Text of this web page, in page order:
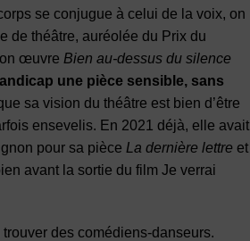
se conjugue à celui de la voix, on
de théâtre, auréolée du Prix du
œuvre Bien au-dessus du silence
une pièce sensible, sans
sa vision du théâtre est bien d’être
ensevelis. En 2021 déjà, elle avait
pour sa pièce La dernière lettre et
avant la sortie du film Je verrai
des comédiens-danseurs.